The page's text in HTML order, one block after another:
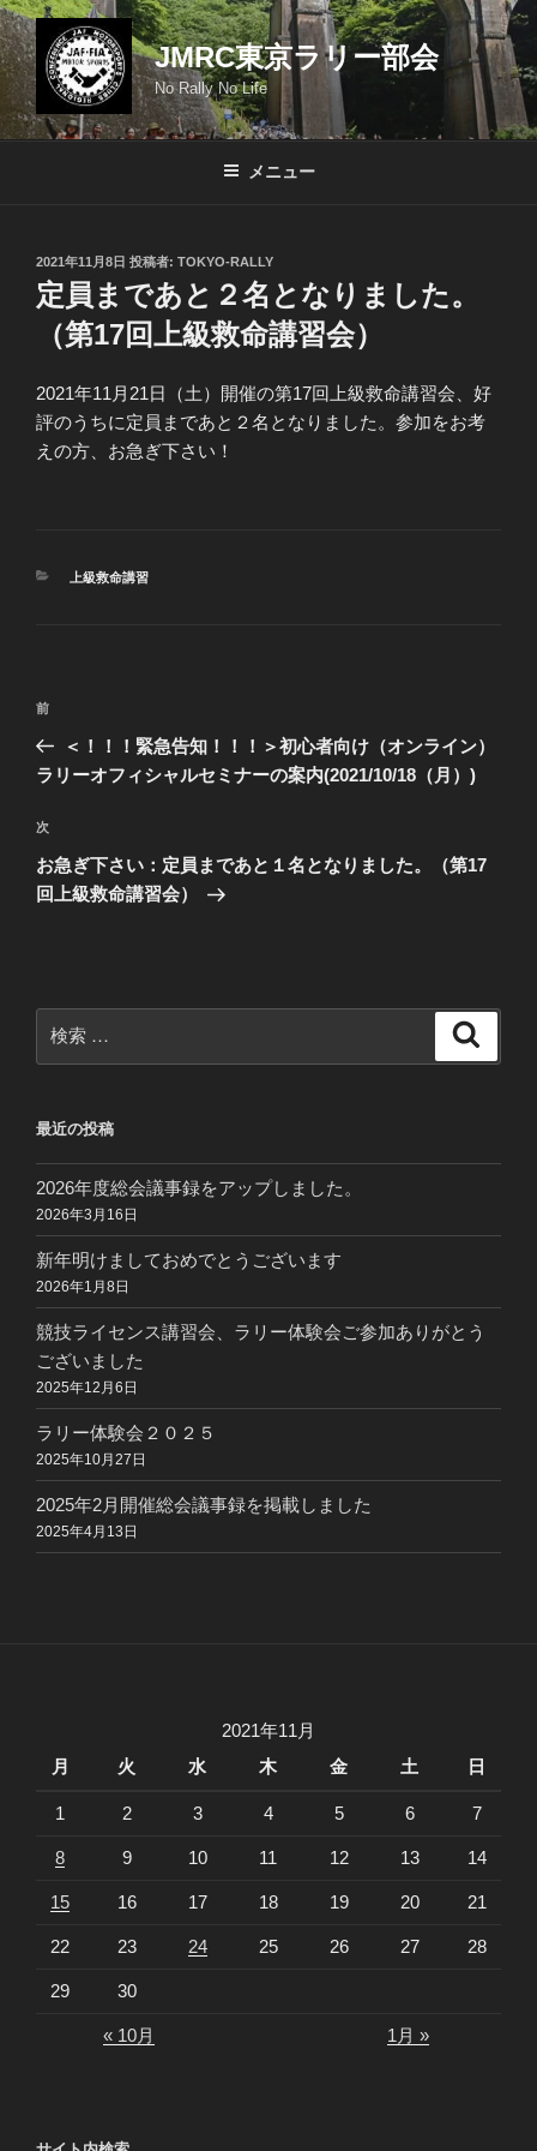
コ
ン
テ
ン
ツ
JMRC東京ラリー部会
No Rally No Life
メニュー
投
稿
日:
2021年11月8日 投稿者: TOKYO-RALLY
定員まであと２名となりました。
（第17回上級救命講習会）
2021年11月21日（土）開催の第17回上級救命講習会、好
評のうちに定員まであと２名となりました。参加をお考
えの方、お急ぎ下さい！
カ
上級救命講習
投
ナ
ゲ
ー
シ
過
去
の
稿
前
＜！！！緊急告知！！！＞初心者向け（オンライン）
ラリーオフィシャルセミナーの案内(2021/10/18（月）)
次
の
投
次
お急ぎ下さい：定員まであと１名となりました。（第17
回上級救命講習会）
索:
最近の投稿
2026年度総会議事録をアップしました。
2026年3月16日
新年明けましておめでとうございます
2026年1月8日
競技ライセンス講習会、ラリー体験会ご参加ありがとう
ございました
2025年12月6日
ラリー体験会２０２５
2025年10月27日
2025年2月開催総会議事録を掲載しました
2025年4月13日
2021年11月
月
火 水 木 金 土 日
1 2 3 4 5 6 7
8 9 10 11 12 13 14
15 16 17 18 19 20 21
22 23 24 25 26 27 28
29 30
« 10月 1月 »